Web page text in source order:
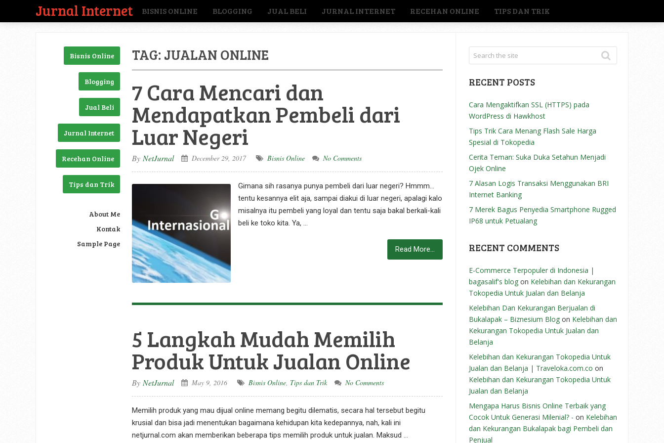
Jurnal Internet BISNIS ONLINE BLOGGING JUAL BELI JURNAL INTERNET RECEHAN ONLINE TIPS DAN TRIK
Bisnis Online
Blogging
Jual Beli
Jurnal Internet
Recehan Online
Tips dan Trik
About Me
Kontak
Sample Page
TAG: JUALAN ONLINE
7 Cara Mencari dan
Mendapatkan Pembeli dari
Luar Negeri
By NetJurnal December 29, 2017 Bisnis Online No Comments
Gimana sih rasanya punya pembeli dari luar negeri? Hmmm…
tentu kesannya elit aja, sampai diakui di luar negeri, apalagi kalo
misalnya itu pembeli yang loyal dan tentu saja bakal berkali-kali
beli ke toko kita. Ya, …
Read More...
5 Langkah Mudah Memilih
Produk Untuk Jualan Online
By NetJurnal May 9, 2016 Bisnis Online, Tips dan Trik No Comments
Memilih produk yang mau dijual online memang begitu dilematis, secara hal tersebut begitu
krusial dan bisa jadi menentukan bagaimana kehidupan kita kedepannya, nah, kali ini
netjurnal.com akan memberikan beberapa tips memilih produk untuk jualan. Maksud …
RECENT POSTS
Cara Mengaktifkan SSL (HTTPS) pada
WordPress di Hawkhost
Tips Trik Cara Menang Flash Sale Harga
Spesial di Tokopedia
Cerita Teman: Suka Duka Setahun Menjadi
Ojek Online
7 Alasan Logis Transaksi Menggunakan BRI
Internet Banking
7 Merek Bagus Penyedia Smartphone Rugged
IP68 untuk Petualang
RECENT COMMENTS
E-Commerce Terpopuler di Indonesia |
bagasalif's blog on Kelebihan dan Kekurangan
Tokopedia Untuk Jualan dan Belanja
Kelebihan Dan Kekurangan Berjualan di
Bukalapak – Biznesium Blog on Kelebihan dan
Kekurangan Tokopedia Untuk Jualan dan
Belanja
Kelebihan dan Kekurangan Tokopedia Untuk
Jualan dan Belanja | Traveloka.com.co on
Kelebihan dan Kekurangan Tokopedia Untuk
Jualan dan Belanja
Mengapa Harus Bisnis Online Terbaik yang
Cocok Untuk Generasi Milenial? - on Kelebihan
dan Kekurangan Bukalapak bagi Pembeli dan
Penjual